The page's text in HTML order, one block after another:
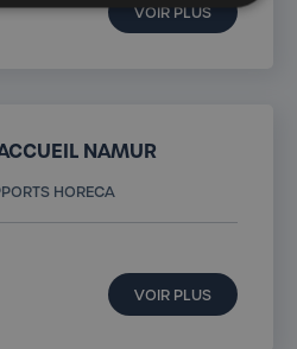
VOIR PLUS
NAMUR
HORECA
VOIR PLUS